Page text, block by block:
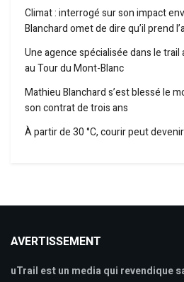
Climat : interrogé sur son impact
Blanchard omet de dire qu’il prend
Une agence spécialisée dans le
au Tour du Mont-Blanc
Mathieu Blanchard s’est blessé le
son contrat de trois ans
À partir de 30 °C, courir peut
AVERTISSEMENT
uTrail est un media qui revendique